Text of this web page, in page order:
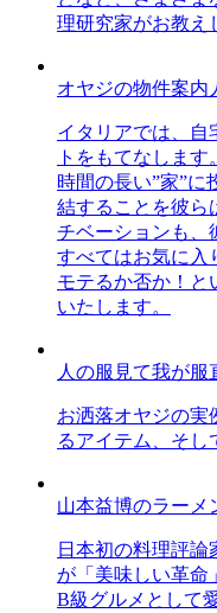
理研究家がお教え
オヤジの物件案内
イタリアでは、自
トをもてなしま
時間の長い”家”に
結することを彼ら
チベーションも、
すべてはお気に入
モテるか否か！と
いたします。
人の服見て我が服
お洒落オヤジの実
るアイテム、そし
山本益博のラーメ
日本初の料理評
が「美味しい革命
B級グルメとして